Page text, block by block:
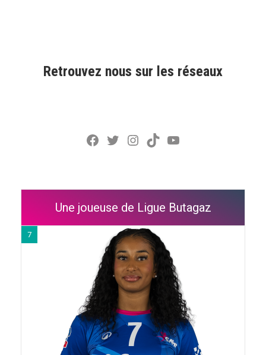
Retrouvez nous sur les réseaux
Facebook
Twitter
Instagram
TikTokYouTube
Une joueuse de Ligue Butagaz
7